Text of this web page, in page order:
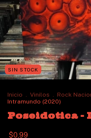
SIN STOCK
Inicio . Vinilos . Rock
Intramundo (2020)
Poseidotica -
$0,99